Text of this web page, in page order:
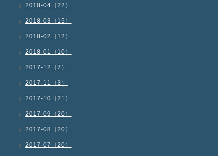
2018-04（22）
2018-03（15）
2018-02（12）
2018-01（10）
2017-12（7）
2017-11（3）
2017-10（21）
2017-09（20）
2017-08（20）
2017-07（20）